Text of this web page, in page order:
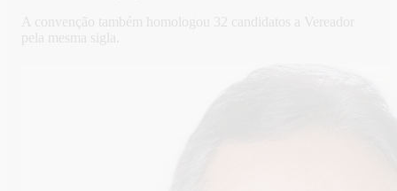
A convenção também homologou 32 candidatos a Vereador
pela mesma sigla.